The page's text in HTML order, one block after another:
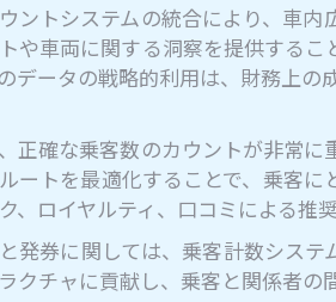
ントシステムの統合により、車
や車両に関する洞察を提供する
データの戦略的利用は、財務上
正確な乗客数のカウントが非常
ートを最適化することで、乗客
、ロイヤルティ、口コミによる推
発券に関しては、乗客計数シス
クチャに貢献し、乗客と関係者の